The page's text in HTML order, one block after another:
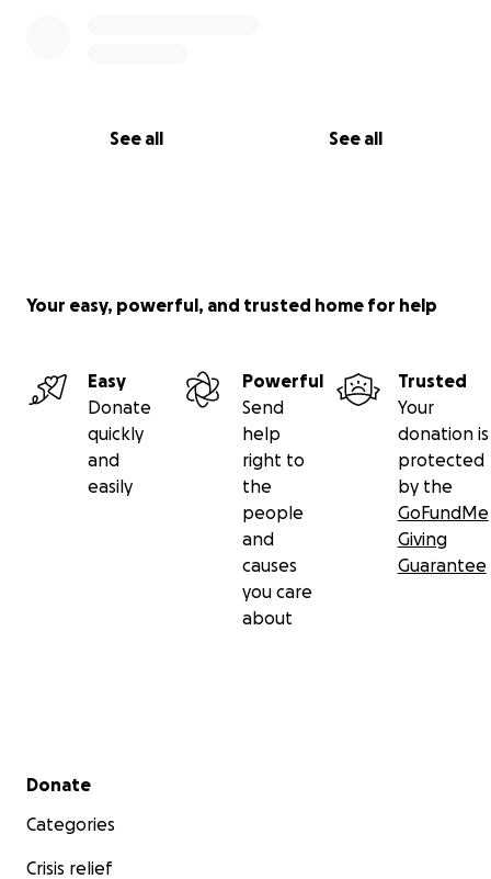
See all See all
Your easy, powerful, and trusted home for help
Easy
Donate
quickly
and
easily
Powerful
Send
help
right to
the
people
and
causes
you care
about
Trusted
Your
donation is
protected
by the
GoFundMe
Giving
Guarantee
Secondary menu
Donate
Categories
Crisis relief